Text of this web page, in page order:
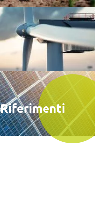
Riferimenti